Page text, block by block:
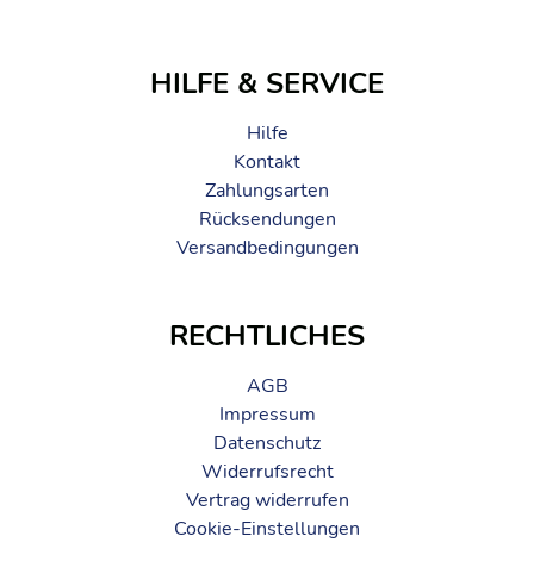
HILFE & SERVICE
Hilfe
Kontakt
Zahlungsarten
Rücksendungen
Versandbedingungen
RECHTLICHES
AGB
Impressum
Datenschutz
Widerrufsrecht
Vertrag widerrufen
Cookie-Einstellungen